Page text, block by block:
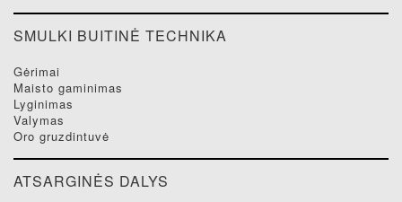
SMULKI BUITINĖ TECHNIKA
gėrimai
maisto gaminimas
lyginimas
valymas
oro gruzdintuvė
ATSARGINĖS DALYS